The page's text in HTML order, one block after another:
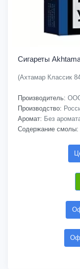
Сигареты
(Ахтамар Классик
Производитель:
Производство:
Аромат: Без
Содержание смолы: